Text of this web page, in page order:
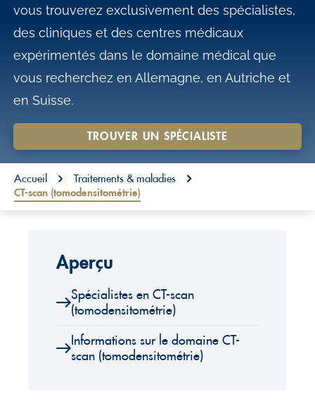
vous trouverez exclusivement des spécialistes,
des cliniques et des centres médicaux
expérimentés dans le domaine médical que
vous recherchez en Allemagne, en Autriche et
en Suisse.
TROUVER UN SPÉCIALISTE
You are here:
Accueil
Traitements & maladies
CT-scan (tomodensitométrie)
Aperçu
Spécialistes en CT-scan
(tomodensitométrie)
Informations sur le domaine CT-
scan (tomodensitométrie)